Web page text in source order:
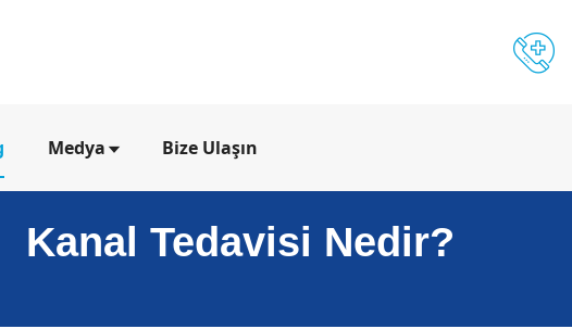
Medya Bize Ulaşın
Kanal Tedavisi Nedir?